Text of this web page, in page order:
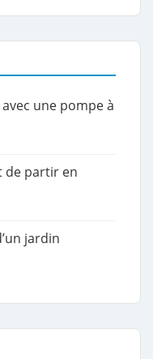
une pompe à
de partir en
jardin